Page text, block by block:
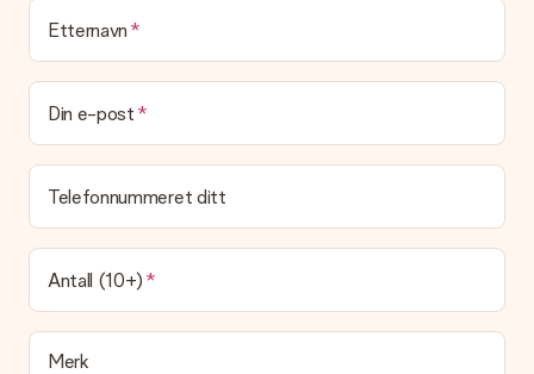
på din MySurprise-konto. Dette betyr at du enkelt og trygt
Etternavn
Din e-post
Telefonnummeret ditt
Antall (10+)
Merk